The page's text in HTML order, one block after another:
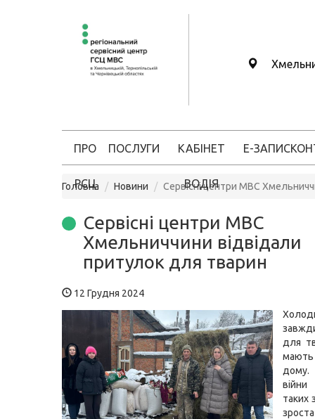
ПРО
РСЦ
ПОСЛУГИ КАБІНЕТ
ВОДІЯ
Е-ЗАПИС
Головна Новини Сервісні центри МВС
Сервісні центри МВС
Хмельниччини відвідали
притулок для тварин
12 Грудня 2024
для
дому.
таких